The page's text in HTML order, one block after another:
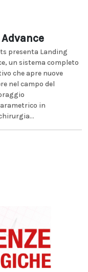
presenta Landing
un sistema completo
che apre nuove
nel campo del
in